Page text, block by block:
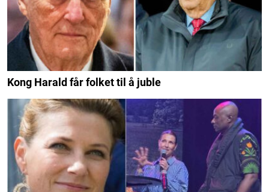
Kong Harald får folket til å juble